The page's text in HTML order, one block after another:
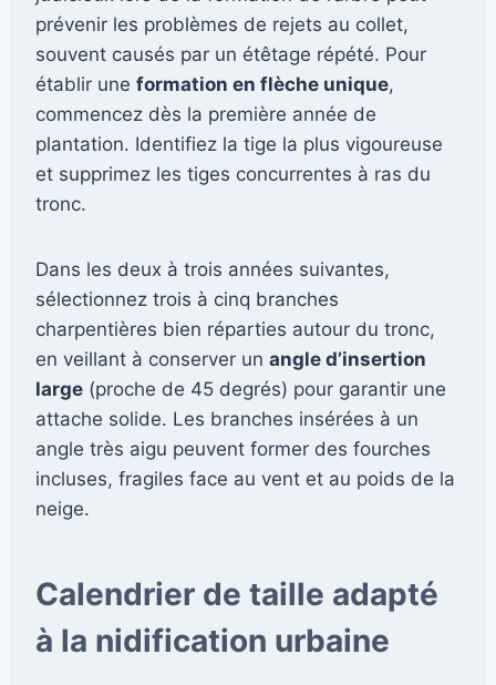
prévenir les problèmes de rejets au collet,
souvent causés par un étêtage répété. Pour
établir une formation en flèche unique,
commencez dès la première année de
plantation. Identifiez la tige la plus vigoureuse
et supprimez les tiges concurrentes à ras du
tronc.
Dans les deux à trois années suivantes,
sélectionnez trois à cinq branches
charpentières bien réparties autour du tronc,
en veillant à conserver un angle d’insertion
large (proche de 45 degrés) pour garantir une
attache solide. Les branches insérées à un
angle très aigu peuvent former des fourches
incluses, fragiles face au vent et au poids de la
neige.
Calendrier de taille adapté
à la nidification urbaine